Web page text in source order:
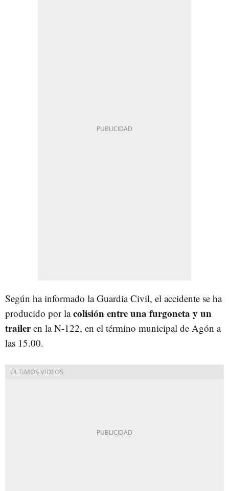
Según ha informado la Guardia Civil, el accidente se ha
producido por lacolisión entre una furgoneta y un
trailer en la N-122, en el término municipal de Agón a
las 15.00.